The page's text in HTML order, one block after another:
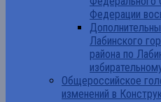
Федерации
Лабинского
района по
Общероссийское
изменений в